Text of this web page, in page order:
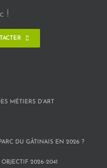
!
MÉTIERS D’ART
DU GÂTINAIS EN 2026 ?
2026-2041